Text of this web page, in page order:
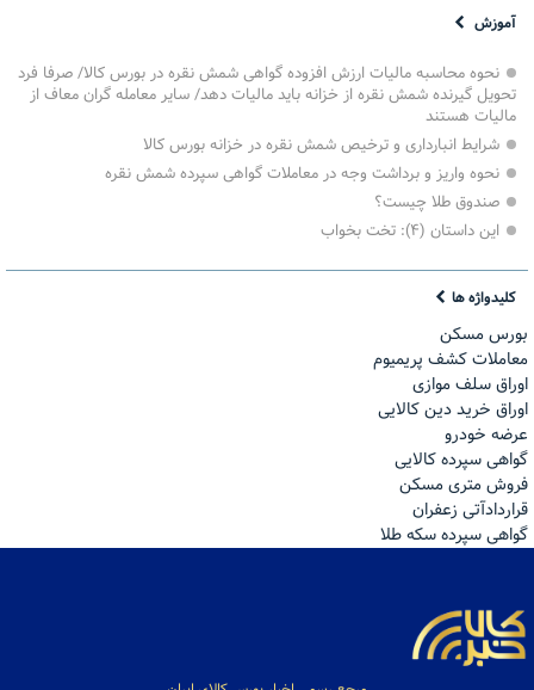
آموزش
نحوه محاسبه مالیات ارزش افزوده گواهی شمش نقره در بورس کالا/ صرفا فرد
تحویل گیرنده شمش نقره از خزانه باید مالیات دهد/ سایر معامله گران معاف از
مالیات هستند
شرایط انبارداری و ترخیص شمش نقره در خزانه بورس کالا
نحوه واریز و برداشت وجه در معاملات گواهی سپرده شمش نقره
صندوق طلا چیست؟
این داستان (۴): تخت بخواب
کلیدواژه ها
بورس مسکن
معاملات کشف پریمیوم
اوراق سلف موازی
اوراق خرید دین کالایی
عرضه خودرو
گواهی سپرده کالایی
فروش مترى مسكن
قراردادآتی زعفران
گواهی سپرده سکه طلا